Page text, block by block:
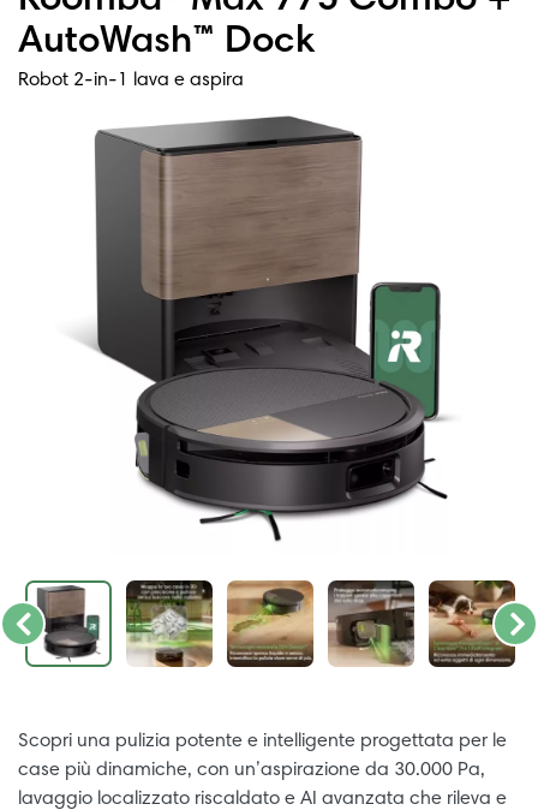
AutoWash™ Dock
Robot 2-in-1 lava e aspira
Scopri una pulizia potente e intelligente progettata per le
case più dinamiche, con un’aspirazione da 30.000 Pa,
lavaggio localizzato riscaldato e AI avanzata che rileva e